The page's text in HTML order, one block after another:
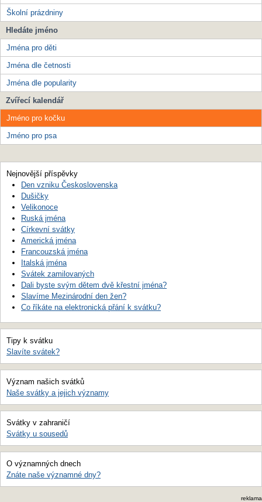
Školní prázdniny
Hledáte jméno
Jména pro děti
Jména dle četnosti
Jména dle popularity
Zvířecí kalendář
Jméno pro kočku
Jméno pro psa
Nejnovější příspěvky
Den vzniku Československa
Dušičky
Velikonoce
Ruská jména
Církevní svátky
Americká jména
Francouzská jména
Italská jména
Svátek zamilovaných
Dali byste svým dětem dvě křestní jména?
Slavíme Mezinárodní den žen?
Co říkáte na elektronická přání k svátku?
Tipy k svátku
Slavíte svátek?
Význam našich svátků
Naše svátky a jejich významy
Svátky v zahraničí
Svátky u sousedů
O významných dnech
Znáte naše významné dny?
reklama